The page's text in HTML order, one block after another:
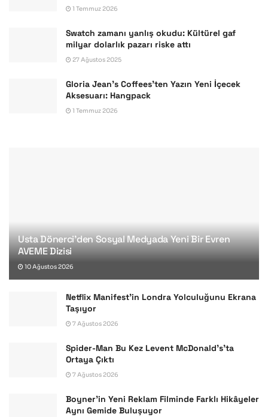
1 Temmuz 2026
Swatch zamanı yanlış okudu: Kültürel gaf
milyar dolarlık pazarı riske attı
27 Ağustos 2025
Gloria Jean’s Coffees’ten Yazın Yeni İçecek
Aksesuarı: Hangpack
1 Temmuz 2026
Usta Dönerci’den Sosyal Medyada Yeni Bir Evren
AVEME Dizisi
10 Ağustos 2026
Netflix Manifest’in Londra Yolculuğunu Ekrana
Taşıyor
7 Ağustos 2026
Spider-Man Bu Kez Levent McDonald’s’ta
Ortaya Çıktı
7 Ağustos 2026
Boyner’in Yeni Reklam Filminde Farklı Hikâyeler
Aynı Gemide Buluşuyor